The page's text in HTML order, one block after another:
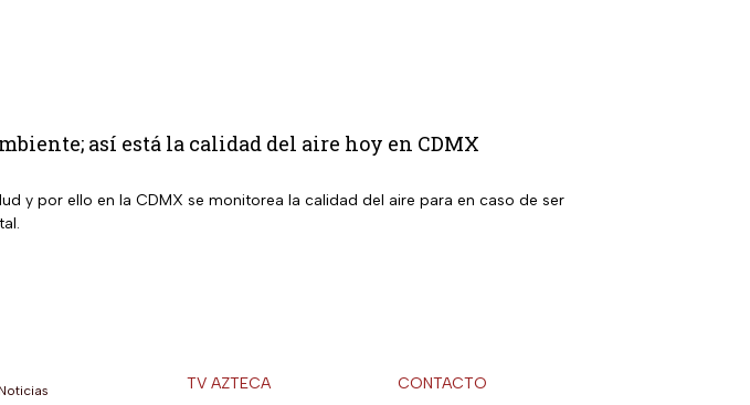
así está la calidad del aire hoy en CDMX
y por ello en la CDMX se monitorea la calidad del aire para en caso de ser
TV AZTECA CONTACTO